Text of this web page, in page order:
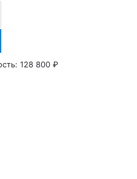
128 800 ₽